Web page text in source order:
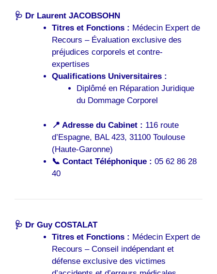
🩺 Dr Laurent JACOBSOHN
Titres et Fonctions : Médecin Expert de
Recours – Évaluation exclusive des
préjudices corporels et contre-
expertises
Qualifications Universitaires :
Diplômé en Réparation Juridique
du Dommage Corporel
📍 Adresse du Cabinet : 116 route
d’Espagne, BAL 423, 31100 Toulouse
(Haute-Garonne)
📞 Contact Téléphonique : 05 62 86 28
40
🩺 Dr Guy COSTALAT
Titres et Fonctions : Médecin Expert de
Recours – Conseil indépendant et
défense exclusive des victimes